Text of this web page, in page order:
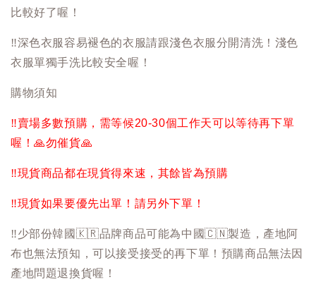
比較好了喔！
‼️深色衣服容易褪色的衣服請跟淺色衣服分開清洗！淺色
衣服單獨手洗比較安全喔！
購物須知
‼️賣場多數預購，需等候20-30個工作天可以等待再下單
喔！🙏勿催貨🙏
‼️現貨商品都在現貨得來速，其餘皆為預購
‼️現貨如果要優先出單！請另外下單！
‼️少部份韓國 🇰🇷品牌商品可能為中國🇨🇳製造，產地阿
布也無法預知，可以接受接受的再下單！預購商品無法因
產地問題退換貨喔！